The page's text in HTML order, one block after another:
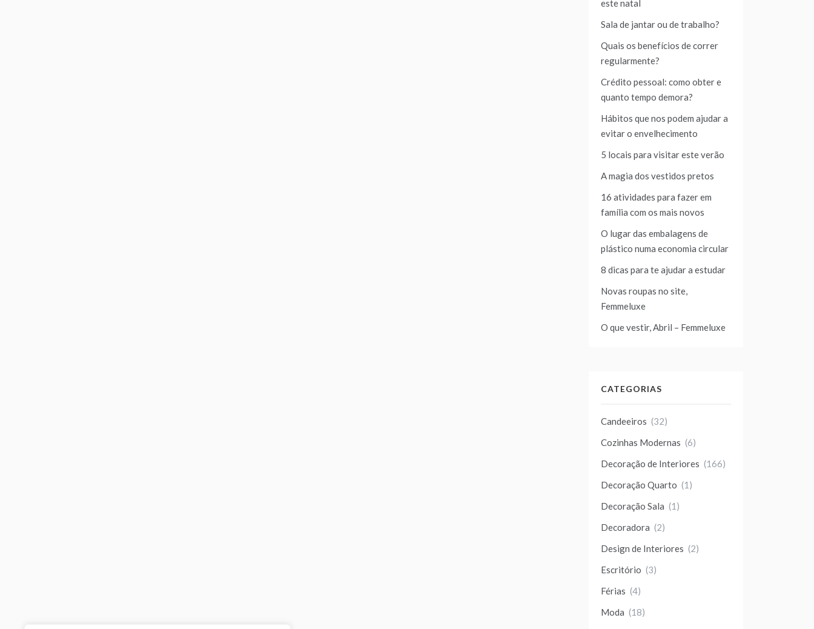
este natal
Sala de jantar ou de trabalho?
Quais os benefícios de correr
regularmente?
Crédito pessoal: como obter e
quanto tempo demora?
Hábitos que nos podem ajudar a
evitar o envelhecimento
5 locais para visitar este verão
A magia dos vestidos pretos
16 atividades para fazer em
família com os mais novos
O lugar das embalagens de
plástico numa economia circular
8 dicas para te ajudar a estudar
Novas roupas no site,
Femmeluxe
O que vestir, Abril – Femmeluxe
CATEGORIAS
Candeeiros (32)
Cozinhas Modernas (6)
Decoração de Interiores (166)
Decoração Quarto (1)
Decoração Sala (1)
Decoradora (2)
Design de Interiores (2)
Escritório (3)
Férias (4)
Moda (18)